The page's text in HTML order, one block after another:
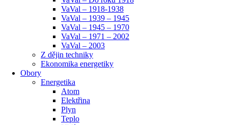
VaVal – 1918-1938
VaVal – 1939 – 1945
VaVal – 1945 – 1970
VaVal – 1971 – 2002
VaVal – 2003
Z dějin techniky
Ekonomika energetiky
Obory
Energetika
Atom
Elektřina
Plyn
Teplo